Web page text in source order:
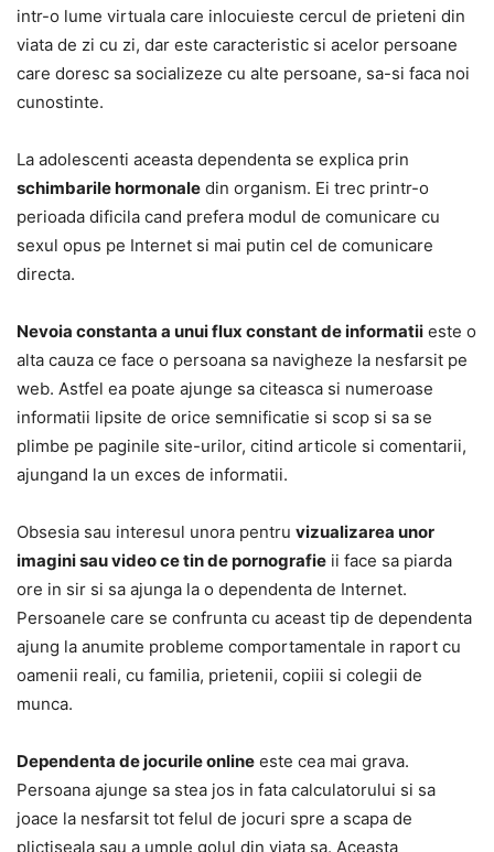
intr-o lume virtuala care inlocuieste cercul de prieteni din
viata de zi cu zi, dar este caracteristic si acelor persoane
care doresc sa socializeze cu alte persoane, sa-si faca noi
cunostinte.
La adolescenti aceasta dependenta se explica prin
schimbarile hormonale din organism. Ei trec printr-o
perioada dificila cand prefera modul de comunicare cu
sexul opus pe Internet si mai putin cel de comunicare
directa.
Nevoia constanta a unui flux constant de informatii este o
alta cauza ce face o persoana sa navigheze la nesfarsit pe
web. Astfel ea poate ajunge sa citeasca si numeroase
informatii lipsite de orice semnificatie si scop si sa se
plimbe pe paginile site-urilor, citind articole si comentarii,
ajungand la un exces de informatii.
Obsesia sau interesul unora pentru vizualizarea unor
imagini sau video ce tin de pornografie ii face sa piarda
ore in sir si sa ajunga la o dependenta de Internet.
Persoanele care se confrunta cu aceast tip de dependenta
ajung la anumite probleme comportamentale in raport cu
oamenii reali, cu familia, prietenii, copiii si colegii de
munca.
Dependenta de jocurile online este cea mai grava.
Persoana ajunge sa stea jos in fata calculatorului si sa
joace la nesfarsit tot felul de jocuri spre a scapa de
plictiseala sau a umple golul din viata sa. Aceasta